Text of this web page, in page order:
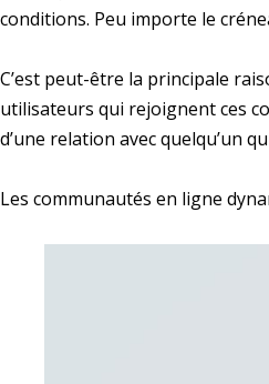
conditions. Peu importe le
C’est peut-être la principale
utilisateurs qui rejoignent ces
d’une relation avec quelqu’un
Les communautés en ligne